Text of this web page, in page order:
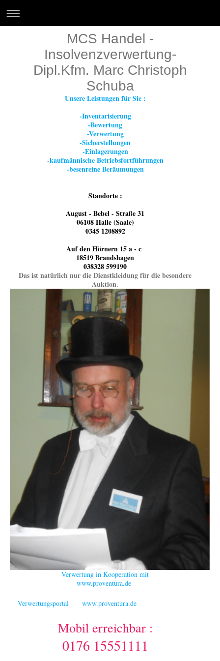
MCS Handel -
Insolvenzverwertung-
Dipl.Kfm. Marc Christoph
Schuba
Unsere Leistungen für Sie :
-Inventarisierung
-Bewertung
-Verwertung
-Sicherstellungen
-Einlagerungen
-kaufmännische Betriebsfortführungen
-besenreine Beräumungen
Standorte :
August - Bebel - Straße 31
06108 Halle (Saale)
0345 1208892
Auf den Hörnern 15 a - c
18519 Brandshagen
038328 599190
Das ist natürlich nur die Dienstkleidung für die besondere
Auktion.
Verwertung in Kooperation mit
www.proventura.de
Verwertungsportal www.proventura.de
Mobil erreichbar :
0176 15551111